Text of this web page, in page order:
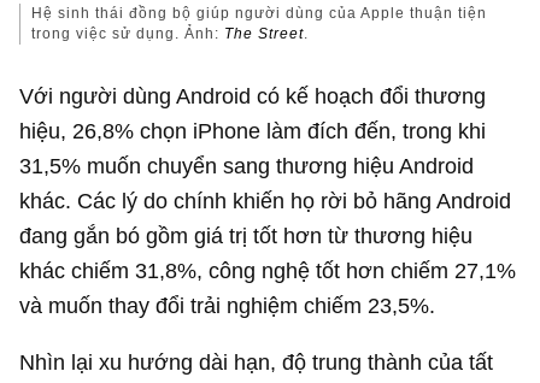
Hệ sinh thái đồng bộ giúp người dùng của Apple thuận tiện
trong việc sử dụng. Ảnh: The Street
Với người dùng Android có kế hoạch đổi thương
hiệu, 26,8% chọn iPhone làm đích đến, trong khi
31,5% muốn chuyển sang thương hiệu Android
khác. Các lý do chính khiến họ rời bỏ hãng Android
đang gắn bó gồm giá trị tốt hơn từ thương hiệu
khác chiếm 31,8%, công nghệ tốt hơn chiếm 27,1%
và muốn thay đổi trải nghiệm chiếm 23,5%.
Nhìn lại xu hướng dài hạn, độ trung thành của tất